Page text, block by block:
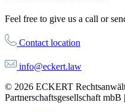
Feel free to give us a call or
Contact location
info@eckert.law
© 2026 ECKERT
Partnerschaftsgesellschaft